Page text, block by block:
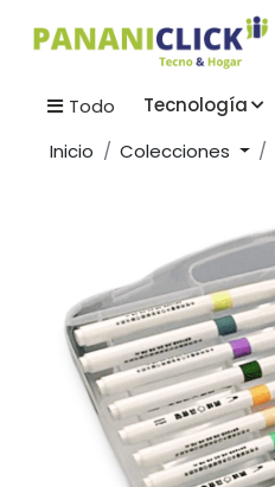
Todo Tecnología
Inicio
Colecciones